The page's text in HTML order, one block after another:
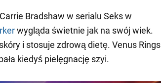
Bradshaw w serialu Seks w
wygląda świetnie jak na swój wiek.
i stosuje zdrową dietę. Venus Rings
kiedyś pielęgnację szyi.